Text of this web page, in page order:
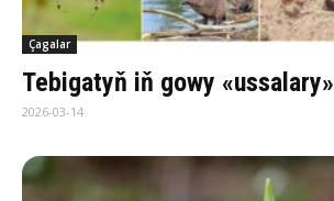
Çagalar
Te­bi­ga­tyň iň go­wy «us­sa­la­ry»
2026-03-14